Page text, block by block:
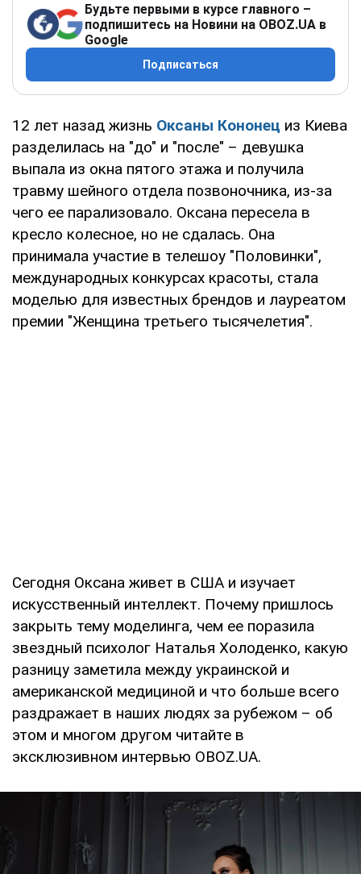
Будьте первыми в курсе главного –
подпишитесь на Новини на OBOZ.UA в
Google
Подписаться
12 лет назад жизнь Оксаны Кононец из Киева
разделилась на "до" и "после" – девушка
выпала из окна пятого этажа и получила
травму шейного отдела позвоночника, из-за
чего ее парализовало. Оксана пересела в
кресло колесное, но не сдалась. Она
принимала участие в телешоу "Половинки",
международных конкурсах красоты, стала
моделью для известных брендов и лауреатом
премии "Женщина третьего тысячелетия".
Сегодня Оксана живет в США и изучает
искусственный интеллект. Почему пришлось
закрыть тему моделинга, чем ее поразила
звездный психолог Наталья Холоденко, какую
разницу заметила между украинской и
американской медициной и что больше всего
раздражает в наших людях за рубежом – об
этом и многом другом читайте в
эксклюзивном интервью OBOZ.UA.